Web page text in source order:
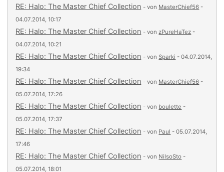
RE: Halo: The Master Chief Collection - von MasterChief56 -
04.07.2014, 10:17
RE: Halo: The Master Chief Collection - vonzPureHaTez -
04.07.2014, 10:21
RE: Halo: The Master Chief Collection - vonSparki - 04.07.2014,
19:34
RE: Halo: The Master Chief Collection - von MasterChief56 -
05.07.2014, 17:26
RE: Halo: The Master Chief Collection - von boulette -
05.07.2014, 17:37
RE: Halo: The Master Chief Collection - von Paul - 05.07.2014,
17:46
RE: Halo: The Master Chief Collection - von NilsoSto -
05.07.2014, 18:01